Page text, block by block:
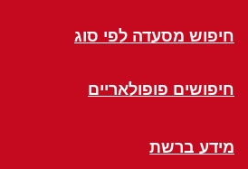
חיפוש מסעדה לפי סוג
חיפושים פופולאריים
מידע ברשת